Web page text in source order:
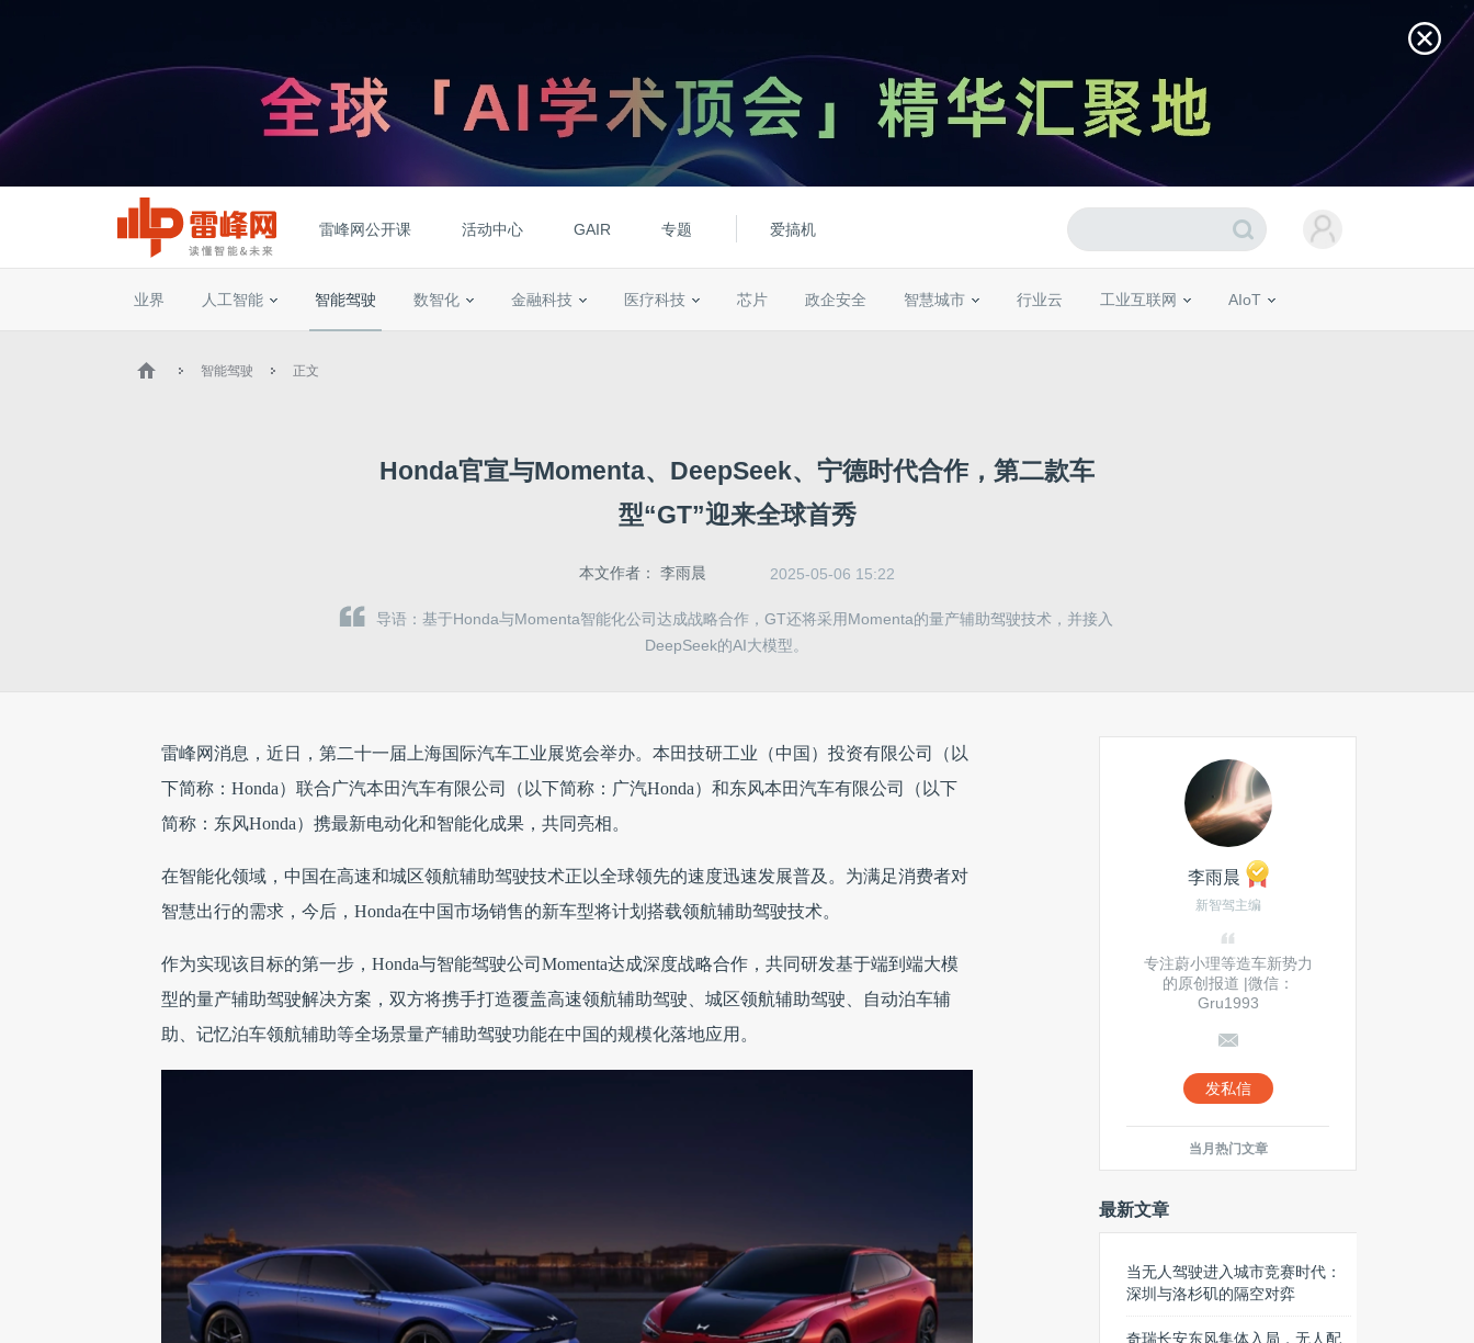
雷峰网公开课 活动中心 GAIR 专题 爱搞机
业界 人工智能 智能驾驶 数智化 金融科技 医疗科技 芯片 政企安全 智慧城市 行业云 工业互联网 AIoT
智能驾驶 正文
Honda官宣与Momenta、DeepSeek、宁德时代合作，第二款车
型“GT”迎来全球首秀
本文作者： 李雨晨 2025-05-06 15:22
导语：基于Honda与Momenta智能化公司达成战略合作，GT还将采用Momenta的量产辅助驾驶技术，并接入
DeepSeek的AI大模型。
雷峰网消息，近日，第二十一届上海国际汽车工业展览会举办。本田技研工业（中国）投资有限公司（以
下简称：Honda）联合广汽本田汽车有限公司（以下简称：广汽Honda）和东风本田汽车有限公司（以下
简称：东风Honda）携最新电动化和智能化成果，共同亮相。
在智能化领域，中国在高速和城区领航辅助驾驶技术正以全球领先的速度迅速发展普及。为满足消费者对
智慧出行的需求，今后，Honda在中国市场销售的新车型将计划搭载领航辅助驾驶技术。
作为实现该目标的第一步，Honda与智能驾驶公司Momenta达成深度战略合作，共同研发基于端到端大模
型的量产辅助驾驶解决方案，双方将携手打造覆盖高速领航辅助驾驶、城区领航辅助驾驶、自动泊车辅
助、记忆泊车领航辅助等全场景量产辅助驾驶功能在中国的规模化落地应用。
李雨晨
新智驾主编
专注蔚小理等造车新势力
的原创报道 |微信：
Gru1993
发私信
当月热门文章
最新文章
当无人驾驶进入城市竞赛时代：
深圳与洛杉矶的隔空对弈
奇瑞长安东风集体入局，无人配